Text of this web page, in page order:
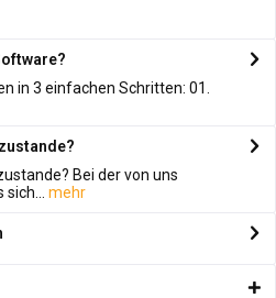
in 3 einfachen Schritten: 01.
Bei der von uns
mehr